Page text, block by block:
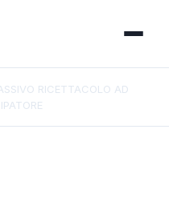
RICETTACOLO AD